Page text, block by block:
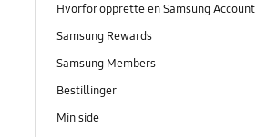
Hvorfor opprette en Samsung Account
Samsung Rewards
Samsung Members
Bestillinger
Min side